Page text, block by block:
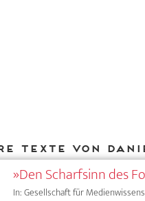
Texte von
»Den Scharfsinn des
In: Gesellschaft für